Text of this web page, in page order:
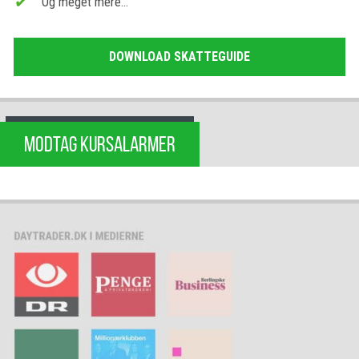
DOWNLOAD SKATTEGUIDE
MODTAG KURSALARMER